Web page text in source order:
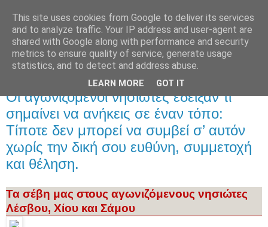
Παρασκευή 28 Φεβρουαρίου 2020
Οι αγωνιζόμενοι νησιώτες έδειξαν τι
σημαίνει να ανήκεις σε έναν τόπο:
Τίποτε δεν μπορεί να συμβεί σ’ αυτόν
χωρίς την δική σου ευθύνη, συμμετοχή
και θέληση.
Τα σέβη μας στους αγωνιζόμενους νησιώτες
Λέσβου, Χίου και Σάμου
This site uses cookies from Google to deliver its services
and to analyze traffic. Your IP address and user-agent are
shared with Google along with performance and security
metrics to ensure quality of service, generate usage
statistics, and to detect and address abuse.
LEARN MORE GOT IT